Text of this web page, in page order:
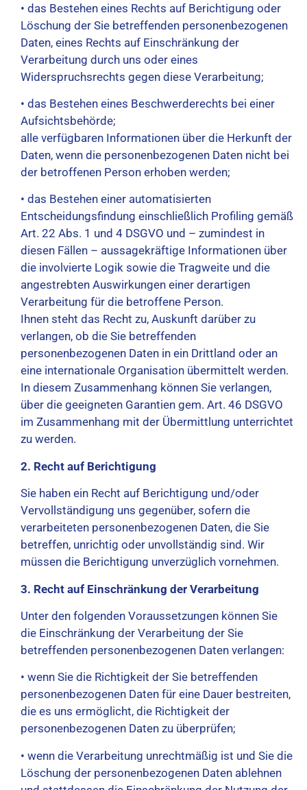
• das Bestehen eines Rechts auf Berichtigung oder
Löschung der Sie betreffenden personenbezogenen
Daten, eines Rechts auf Einschränkung der
Verarbeitung durch uns oder eines
Widerspruchsrechts gegen diese Verarbeitung;
• das Bestehen eines Beschwerderechts bei einer
Aufsichtsbehörde;
alle verfügbaren Informationen über die Herkunft der
Daten, wenn die personenbezogenen Daten nicht bei
der betroffenen Person erhoben werden;
• das Bestehen einer automatisierten
Entscheidungsfindung einschließlich Profiling gemäß
Art. 22 Abs. 1 und 4 DSGVO und – zumindest in
diesen Fällen – aussagekräftige Informationen über
die involvierte Logik sowie die Tragweite und die
angestrebten Auswirkungen einer derartigen
Verarbeitung für die betroffene Person.
Ihnen steht das Recht zu, Auskunft darüber zu
verlangen, ob die Sie betreffenden
personenbezogenen Daten in ein Drittland oder an
eine internationale Organisation übermittelt werden.
In diesem Zusammenhang können Sie verlangen,
über die geeigneten Garantien gem. Art. 46 DSGVO
im Zusammenhang mit der Übermittlung unterrichtet
zu werden.
2. Recht auf Berichtigung
Sie haben ein Recht auf Berichtigung und/oder
Vervollständigung uns gegenüber, sofern die
verarbeiteten personenbezogenen Daten, die Sie
betreffen, unrichtig oder unvollständig sind. Wir
müssen die Berichtigung unverzüglich vornehmen.
3. Recht auf Einschränkung der Verarbeitung
Unter den folgenden Voraussetzungen können Sie
die Einschränkung der Verarbeitung der Sie
betreffenden personenbezogenen Daten verlangen:
• wenn Sie die Richtigkeit der Sie betreffenden
personenbezogenen Daten für eine Dauer bestreiten,
die es uns ermöglicht, die Richtigkeit der
personenbezogenen Daten zu überprüfen;
• wenn die Verarbeitung unrechtmäßig ist und Sie die
Löschung der personenbezogenen Daten ablehnen